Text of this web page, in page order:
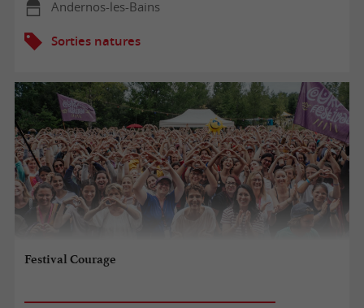
Andernos-les-Bains
Sorties natures
Festival Courage